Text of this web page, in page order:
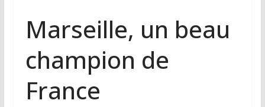
Marseille, un beau
champion de
France